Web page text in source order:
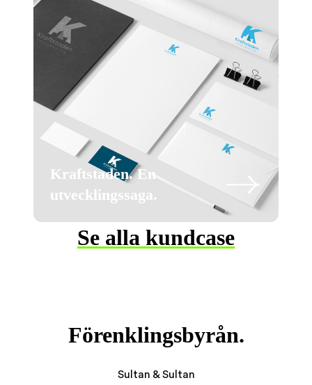
Kraftstaden. En
utvecklingssaga.
Se alla kundcase
Förenklingsbyrån.
Sultan & Sultan